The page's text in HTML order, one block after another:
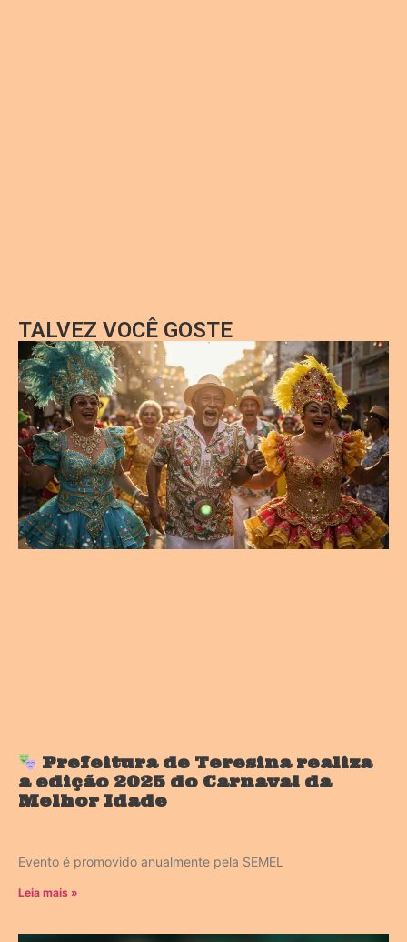
TALVEZ VOCÊ GOSTE
Prefeitura de Teresina realiza
a edição 2025 do Carnaval da
Melhor Idade
Evento é promovido anualmente pela SEMEL
Leia mais »